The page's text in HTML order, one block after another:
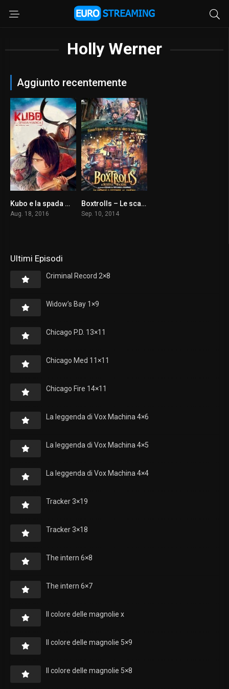
Holly Werner
Aggiunto recentemente
7.8
Kubo e la spada magica
Aug. 18, 2016
6.8Boxtrolls – Le scatole magiche
Sep. 10, 2014
Ultimi Episodi
Criminal Record 2×8
Widow’s Bay 1×9
Chicago P.D. 13×11
Chicago Med 11×11
Chicago Fire 14×11
La leggenda di Vox Machina 4×6
La leggenda di Vox Machina 4×5
La leggenda di Vox Machina 4×4
Tracker 3×19
Tracker 3×18
The intern 6×8
The intern 6×7
Il colore delle magnolie x
Il colore delle magnolie 5×9
Il colore delle magnolie 5×8